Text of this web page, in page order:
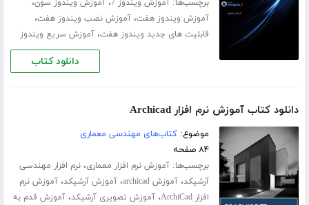
برچسب‌ها:آموزش ویندوز 7 ،آموزش ویندوز سون،
آموزش ویندوز هفت،آموزش نصب ویندوز هفت،
قابلیت های جدید ویندوز هفت،آموزش سریع ویندوز
دانلود کتاب
دانلود کتاب آموزش نرم افزار Archicad
موضوع:کتاب‌های مهندسی معماری
۸۴ صفحه
برچسب‌ها:آموزش نرم افزار معماری،نرم افزار مهندسی
آرشیکد،آموزش archicad ،آموزش آرشیکد،آموزش نرم
افزار ArchiCad
،آموزش تصویری آرشیکد،آموزش قدم به